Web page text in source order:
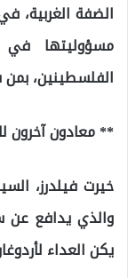
الضفة الغربية،
مسؤوليتها
الفلسطينين،
** معادون آخرون
خيرت فيلدرز،
والذي يدافع عن
يكن العداء